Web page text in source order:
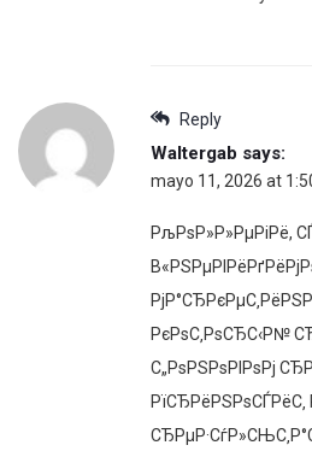
Reply
Waltergab says:
mayo 11, 2026 at
РљРѕР»Р»РµРіРё,
РєРѕС‚РѕСЂС‹Р№
С„РѕРЅРѕРІРѕРј
РїСЂРёРЅРѕСЃРёС‚